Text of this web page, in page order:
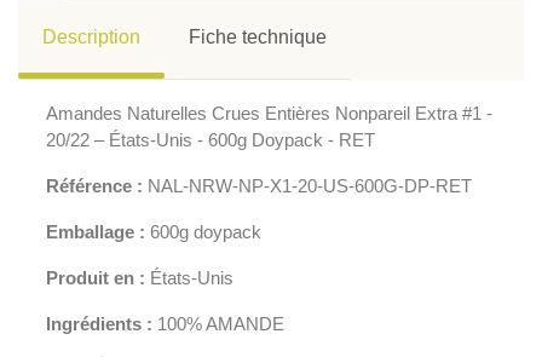
Description Fiche technique
Amandes Naturelles Crues Entières Nonpareil Extra #1 -
20/22 – États-Unis - 600g Doypack - RET
Référence : NAL-NRW-NP-X1-20-US-600G-DP-RET
Emballage : 600g doypack
Produit en : États-Unis
Ingrédients : 100% AMANDE